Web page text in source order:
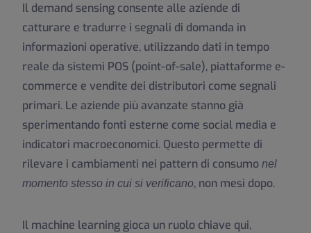
Il demand sensing consente alle aziende di
catturare e tradurre i segnali di domanda in
informazioni operative, utilizzando dati in tempo
reale da sistemi POS (point-of-sale), piattaforme e-
commerce e vendite dei distributori come segnali
primari. Le aziende più avanzate stanno già
sperimentando fonti esterne come social media e
indicatori macroeconomici. Questo permette di
rilevare i cambiamenti nei pattern di consumo nel
momento stesso in cui si verificano, non mesi dopo.
Il machine learning gioca un ruolo chiave qui,